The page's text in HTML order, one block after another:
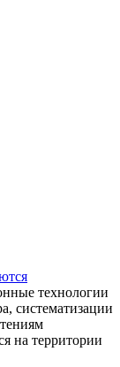
технологии
систематизации
на территории